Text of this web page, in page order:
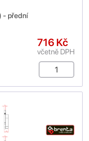
- přední
716 Kč
včetně DPH